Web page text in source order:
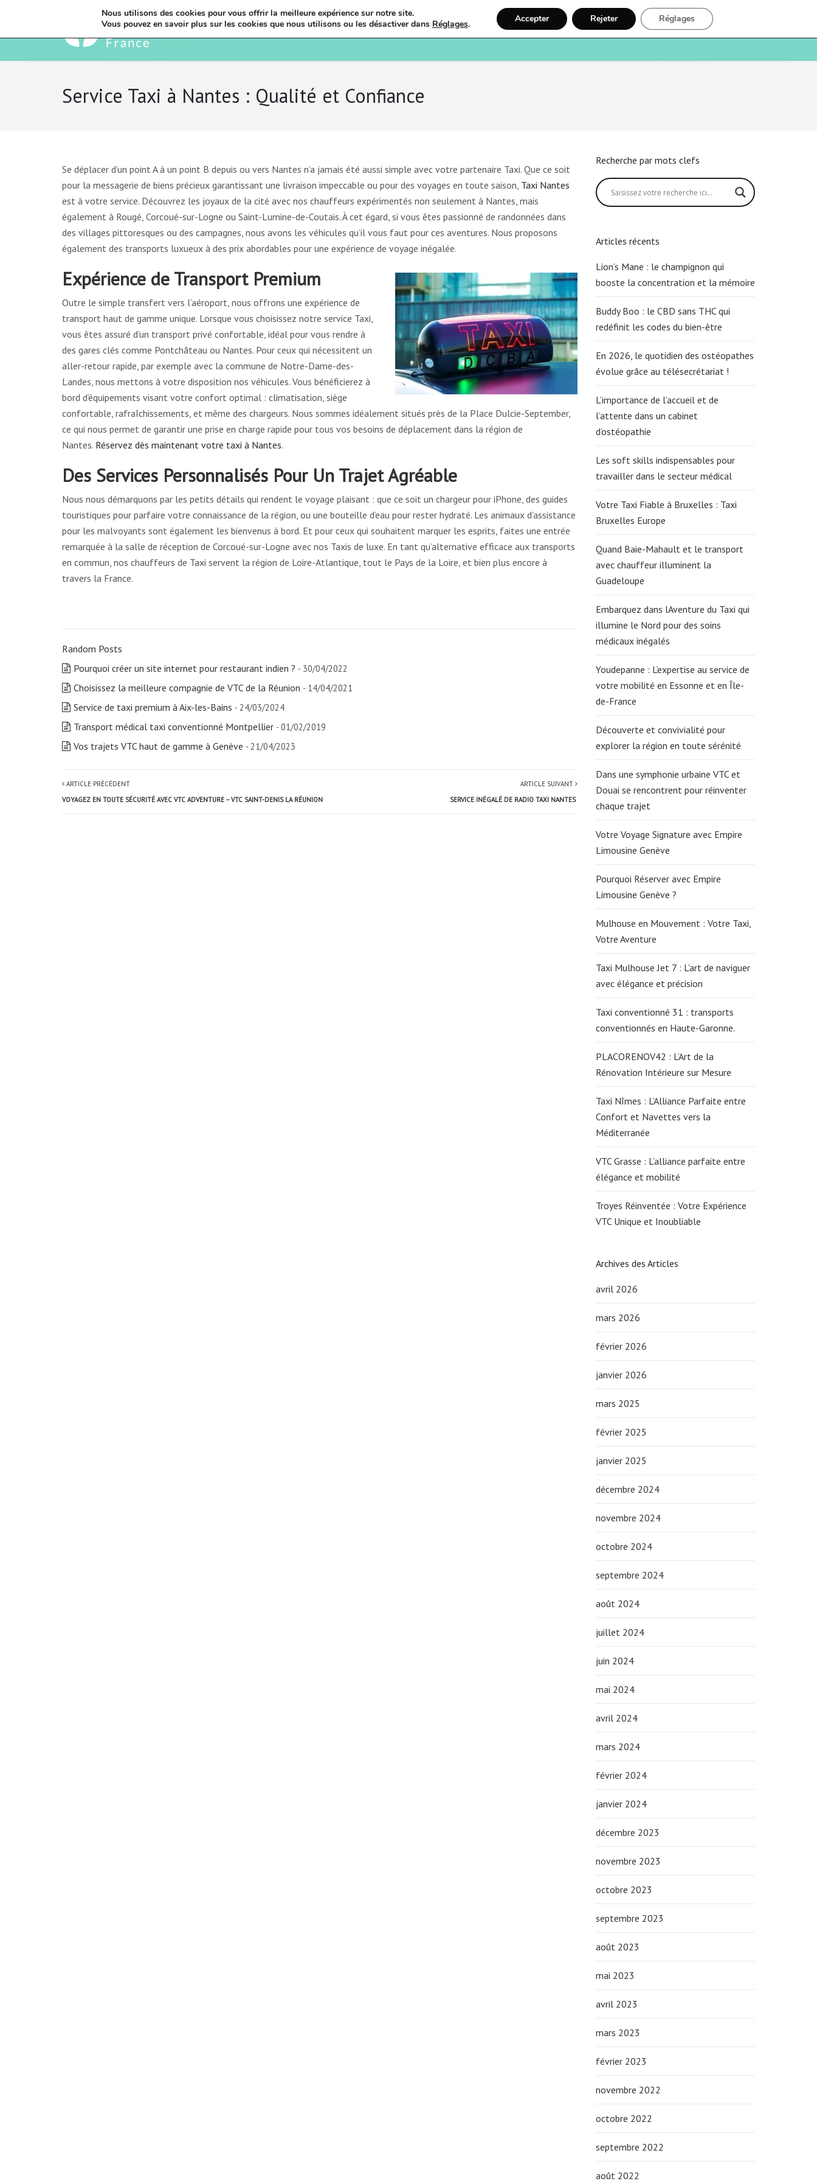
Bienvenue Ostéopathie Santé Recherche Inscription
Service Taxi à Nantes : Qualité et Confiance
Se déplacer d’un point A à un point B depuis ou vers Nantes n’a jamais été aussi simple avec votre partenaire Taxi. Que ce soit
pour la messagerie de biens précieux garantissant une livraison impeccable ou pour des voyages en toute saison, Taxi Nantes
est à votre service. Découvrez les joyaux de la cité avec nos chauffeurs expérimentés non seulement à Nantes, mais
également à Rougé, Corcoué-sur-Logne ou Saint-Lumine-de-Coutais. À cet égard, si vous êtes passionné de randonnées dans
des villages pittoresques ou des campagnes, nous avons les véhicules qu’il vous faut pour ces aventures. Nous proposons
également des transports luxueux à des prix abordables pour une expérience de voyage inégalée.
Expérience de Transport Premium
Outre le simple transfert vers l’aéroport, nous offrons une expérience de
transport haut de gamme unique. Lorsque vous choisissez notre service Taxi,
vous êtes assuré d’un transport privé confortable, idéal pour vous rendre à
des gares clés comme Pontchâteau ou Nantes. Pour ceux qui nécessitent un
aller-retour rapide, par exemple avec la commune de Notre-Dame-des-
Landes, nous mettons à votre disposition nos véhicules. Vous bénéficierez à
bord d’équipements visant votre confort optimal : climatisation, siège
confortable, rafraîchissements, et même des chargeurs. Nous sommes idéalement situés près de la Place Dulcie-September,
ce qui nous permet de garantir une prise en charge rapide pour tous vos besoins de déplacement dans la région de
Nantes. Réservez dès maintenant votre taxi à Nantes.
Des Services Personnalisés Pour Un Trajet Agréable
Nous nous démarquons par les petits détails qui rendent le voyage plaisant : que ce soit un chargeur pour iPhone, des guides
touristiques pour parfaire votre connaissance de la région, ou une bouteille d’eau pour rester hydraté. Les animaux d’assistance
pour les malvoyants sont également les bienvenus à bord. Et pour ceux qui souhaitent marquer les esprits, faites une entrée
remarquée à la salle de réception de Corcoué-sur-Logne avec nos Taxis de luxe. En tant qu’alternative efficace aux transports
en commun, nos chauffeurs de Taxi servent la région de Loire-Atlantique, tout le Pays de la Loire, et bien plus encore à
travers la France.
Random Posts
Pourquoi créer un site internet pour restaurant indien ? - 30/04/2022
Choisissez la meilleure compagnie de VTC de la Réunion - 14/04/2021
Service de taxi premium à Aix-les-Bains - 24/03/2024
Transport médical taxi conventionné Montpellier - 01/02/2019
Vos trajets VTC haut de gamme à Genève - 21/04/2023
ARTICLE PRÉCÉDENT
VOYAGEZ EN TOUTE SÉCURITÉ AVEC VTC ADVENTURE – VTC SAINT-DENIS LA RÉUNION
ARTICLE SUIVANT
SERVICE INÉGALÉ DE RADIO TAXI NANTES
Recherche par mots clefs
Articles récents
Lion’s Mane : le champignon qui
booste la concentration et la mémoire
Buddy Boo : le CBD sans THC qui
redéfinit les codes du bien-être
En 2026, le quotidien des ostéopathes
évolue grâce au télésecrétariat !
L’importance de l’accueil et de
l’attente dans un cabinet
d’ostéopathie
Les soft skills indispensables pour
travailler dans le secteur médical
Votre Taxi Fiable à Bruxelles : Taxi
Bruxelles Europe
Quand Baie-Mahault et le transport
avec chauffeur illuminent la
Guadeloupe
Embarquez dans lAventure du Taxi qui
illumine le Nord pour des soins
médicaux inégalés
Youdepanne : L’expertise au service de
votre mobilité en Essonne et en Île-
de-France
Découverte et convivialité pour
explorer la région en toute sérénité
Dans une symphonie urbaine VTC et
Douai se rencontrent pour réinventer
chaque trajet
Votre Voyage Signature avec Empire
Limousine Genève
Pourquoi Réserver avec Empire
Limousine Genève ?
Mulhouse en Mouvement : Votre Taxi,
Votre Aventure
Taxi Mulhouse Jet 7 : L’art de naviguer
avec élégance et précision
Taxi conventionné 31 : transports
conventionnés en Haute-Garonne.
PLACORENOV42 : L’Art de la
Rénovation Intérieure sur Mesure
Taxi Nîmes : L’Alliance Parfaite entre
Confort et Navettes vers la
Méditerranée
VTC Grasse : L’alliance parfaite entre
élégance et mobilité
Troyes Réinventée : Votre Expérience
VTC Unique et Inoubliable
Archives des Articles
avril 2026
mars 2026
février 2026
janvier 2026
mars 2025
février 2025
janvier 2025
décembre 2024
novembre 2024
octobre 2024
septembre 2024
août 2024
juillet 2024
juin 2024
mai 2024
avril 2024
mars 2024
février 2024
janvier 2024
décembre 2023
novembre 2023
octobre 2023
septembre 2023
août 2023
mai 2023
avril 2023
mars 2023
février 2023
novembre 2022
octobre 2022
septembre 2022
août 2022
Nous utilisons des cookies pour vous offrir la meilleure expérience sur notre site.
Vous pouvez en savoir plus sur les cookies que nous utilisons ou les désactiver dans Réglages. Accepter Rejeter Réglages